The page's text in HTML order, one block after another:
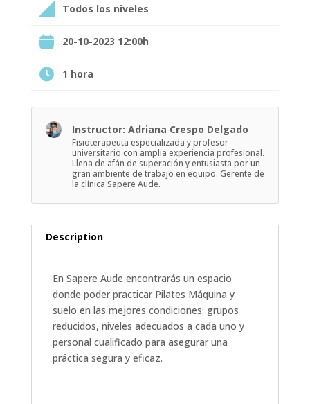
Todos los niveles
20-10-2023 12:00h
1 hora
Instructor: Adriana Crespo Delgado
Fisioterapeuta especializada y profesor
universitario con amplia experiencia profesional.
Llena de afán de superación y entusiasta por un
gran ambiente de trabajo en equipo. Gerente de
la clínica Sapere Aude.
Description
En Sapere Aude encontrarás un espacio
donde poder practicar Pilates Máquina y
suelo en las mejores condiciones: grupos
reducidos, niveles adecuados a cada uno y
personal cualificado para asegurar una
práctica segura y eficaz.